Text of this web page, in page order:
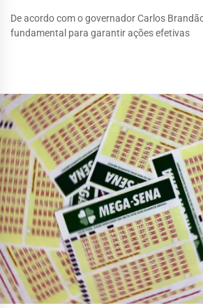
De acordo com o governador Carlos
fundamental para garantir ações efetivas